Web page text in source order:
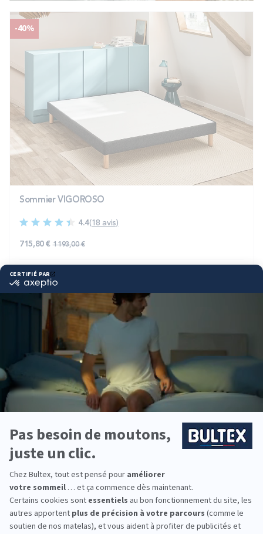
-40%
Sommier VIGOROSO
4.4(18 avis)
715,80 € 1 193,00 €
Raffermit le confort du matelas
Tissu plateau micro-ventilé
Effet déco : disponible en 5 coloris
Nous répondons àtoutes vos questions
En quoi consiste le service 101 nuits d'essai ?
sommier duo ?
Qu'est-ce que le zonage ou zones de confort ?